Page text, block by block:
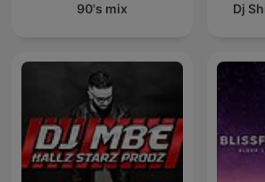
90's mix Dj